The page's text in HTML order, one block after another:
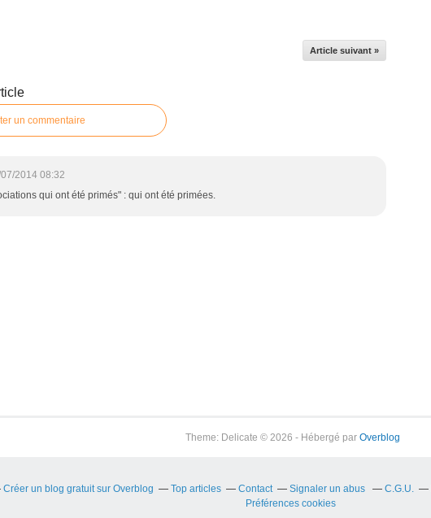
Article suivant »
un commentaire
2014 08:32
qui ont été primés" : qui ont été primées.
Theme: Delicate © 2026 - Hébergé par Overblog
Créer un blog gratuit sur Overblog Top articles Contact Signaler un abus C.G.U.
Préférences cookies